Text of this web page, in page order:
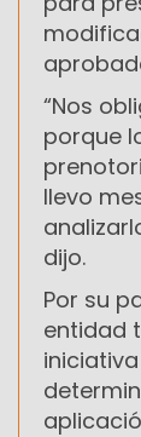
“Nos
porque
llevo
dijo.
Por su
entidad